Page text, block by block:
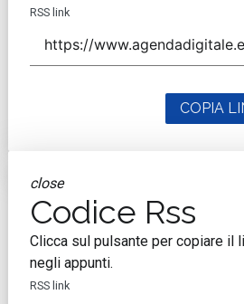
RSS link
COPIA
close
Codice Rss
Clicca sul pulsante per copiare il
negli appunti.
RSS link